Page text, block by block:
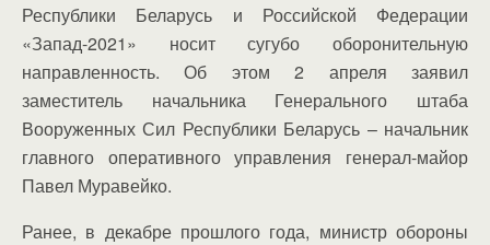
Республики Беларусь и Российской Федерации
«Запад-2021» носит сугубо оборонительную
направленность. Об этом 2 апреля заявил
заместитель начальника Генерального штаба
Вооруженных Сил Республики Беларусь – начальник
главного оперативного управления генерал-майор
Павел Муравейко.
Ранее, в декабре прошлого года, министр обороны